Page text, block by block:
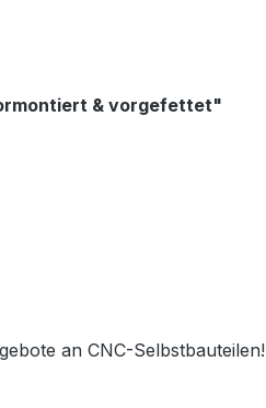
& vorgefettet"
an CNC-Selbstbauteilen!